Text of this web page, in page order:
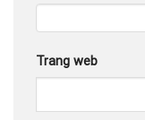
Trang web